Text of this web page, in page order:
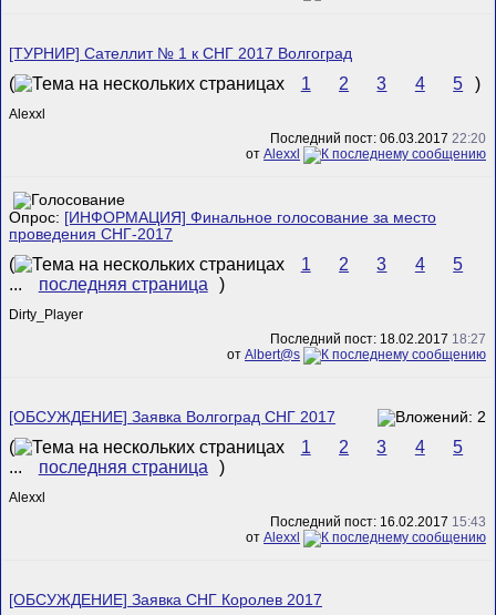
[ТУРНИР] Сателлит № 1 к СНГ 2017 Волгоград
( 1 2 3 4 5 )
Alexxl
Последний пост: 06.03.2017 22:20
от Alexxl
Опрос: [ИНФОРМАЦИЯ] Финальное голосование за место
проведения СНГ-2017
( 1 2 3 4
5
...
последняя страница )
Dirty_Player
Последний пост: 18.02.2017 18:27
от Albert@s
[ОБСУЖДЕНИЕ] Заявка Волгоград СНГ 2017
( 1 2 3 4
5
...
последняя страница )
Alexxl
Последний пост: 16.02.2017 15:43
от Alexxl
[ОБСУЖДЕНИЕ] Заявка СНГ Королев 2017